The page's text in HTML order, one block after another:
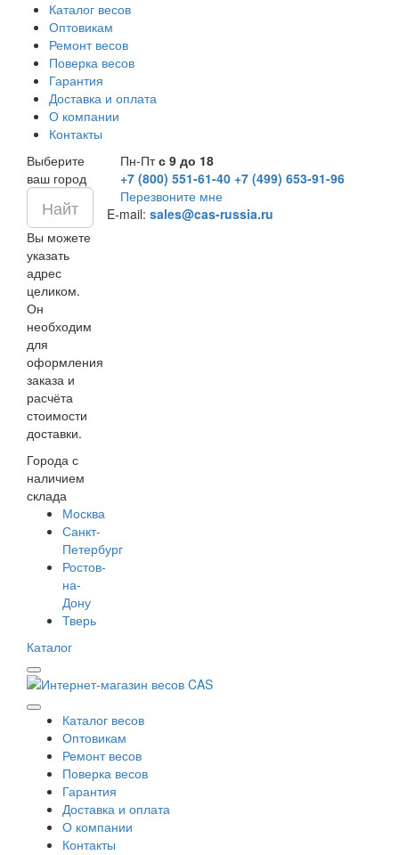
Каталог весов
Оптовикам
Ремонт весов
Поверка весов
Гарантия
Доставка и оплата
О компании
Контакты
Выберите
ваш город
Вы можете
указать
адрес
целиком.
Он
необходим
для
оформления
заказа и
расчёта
стоимости
доставки.
Города с
наличием
склада
Москва
Санкт-
Петербург
Ростов-
на-
Дону
Тверь
Пн-Птс 9 до 18
+7 (800) 551-61-40 +7 (499) 653-91-96
Перезвоните мне
E-mail: sales@cas-russia.ru
Каталог
Каталог весов
Оптовикам
Ремонт весов
Поверка весов
Гарантия
Доставка и оплата
О компании
Контакты